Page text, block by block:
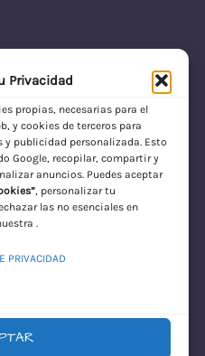
Privacidad
propias, necesarias para el
y cookies de terceros para
publicidad personalizada. Esto
Google, recopilar, compartir y
anuncios. Puedes aceptar
, personalizar tu
las no esenciales en
.
PRIVACIDAD
Online con Envío